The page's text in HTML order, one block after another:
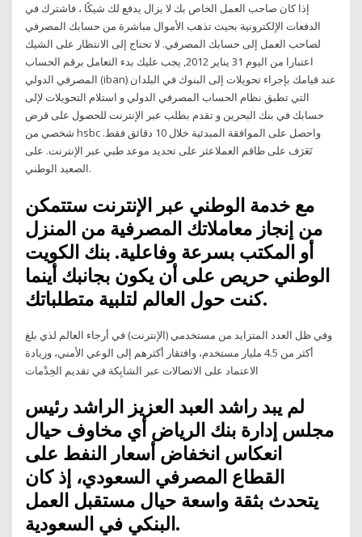
إذا كان صاحب العمل الخاص بك لا يزال يدفع لك شيكًا ، فاشترك في
الدفعات الإلكترونية بحيث تذهب الأموال مباشرة من حسابك المصرفي
لصاحب العمل إلى حسابك المصرفي. لا تحتاج إلى الانتظار على الشيك
اعتبارا من اليوم 31 يناير 2012, يجب عليك بدء التعامل برقم الحساب
المصرفي الدولي (iban) عند قيامك بإجراء تحويلات إلى البنوك في البلدان
التي تطبق نظام الحساب المصرفي الدولي و استلام التحويلات لإلى
حسابك في بنك البحرين و تقدم بطلب عبر الإنترنت للحصول على قرض
شخصي من hsbc واحصل على الموافقة المبدئية خلال 10 دقائق فقط.
تَعَرَف على طاقم العملاعثر على تحديد موعد طبي عبر الإنترنت. على
الصعيد الوطني.
مع خدمة الوطني عبر الإنترنت ستتمكن
من إنجاز معاملاتك المصرفية من المنزل
أو المكتب بسرعة وفاعلية. بنك الكويت
الوطني حريص على أن يكون بجانبك أينما
كنت حول العالم لتلبية متطلباتك.
وفي ظل العدد المتزايد من مستخدمي (الإنترنت) في أرجاء العالم لذي بلغ
أكثر من 4.5 مليار مستخدم، وافتقار أكثرهم إلى الوعي الأمني، وزيادة
الاعتماد على الاتصالات عبر الشابِكة في تقديم الخِدْمات
لم يبد راشد العبد العزيز الراشد رئيس
مجلس إدارة بنك الرياض أي مخاوف حيال
انعكاس انخفاض أسعار النفط على
القطاع المصرفي السعودي، إذ كان
يتحدث بثقة واسعة حيال مستقبل العمل
البنكي في السعودية.